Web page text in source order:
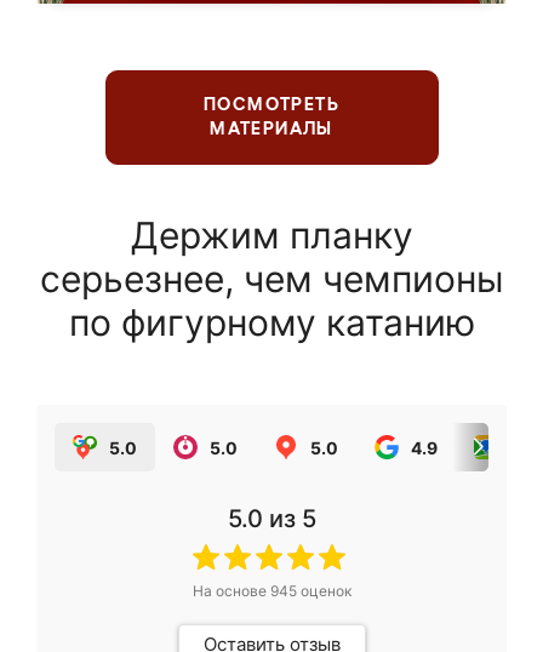
ПОСМОТРЕТЬ
МАТЕРИАЛЫ
Держим планку
серьезнее, чем чемпионы
по фигурному катанию
5.0 5.0 5.0 4.9
5.0 из 5
На основе 945оценок
Оставить отзыв